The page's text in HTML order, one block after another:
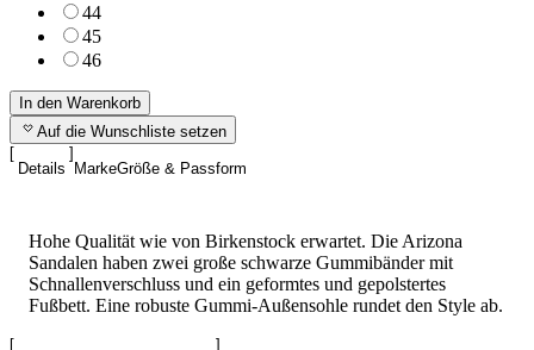
44
45
46
In den Warenkorb
Auf die Wunschliste setzen
Details MarkeGröße & Passform
Hohe Qualität wie von Birkenstock erwartet. Die Arizona
Sandalen haben zwei große schwarze Gummibänder mit
Schnallenverschluss und ein geformtes und gepolstertes
Fußbett. Eine robuste Gummi-Außensohle rundet den Style ab.